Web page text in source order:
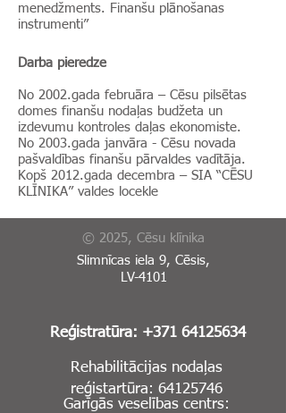
menedžments. Finanšu plānošanas
instrumenti”
Darba pieredze
No 2002.gada februāra – Cēsu pilsētas
domes finanšu nodaļas budžeta un
izdevumu kontroles daļas ekonomiste.
No 2003.gada janvāra - Cēsu novada
pašvaldības finanšu pārvaldes vadītāja.
Kopš 2012.gada decembra – SIA “CĒSU
KLĪNIKA” valdes locekle
© 2025, Cēsu klīnika
Slimnīcas iela 9, Cēsis,
LV-4101
Reģistratūra: +371 64125634
Rehabilitācijas nodaļas
reģistartūra: 64125746
Garīgās veselības centrs: